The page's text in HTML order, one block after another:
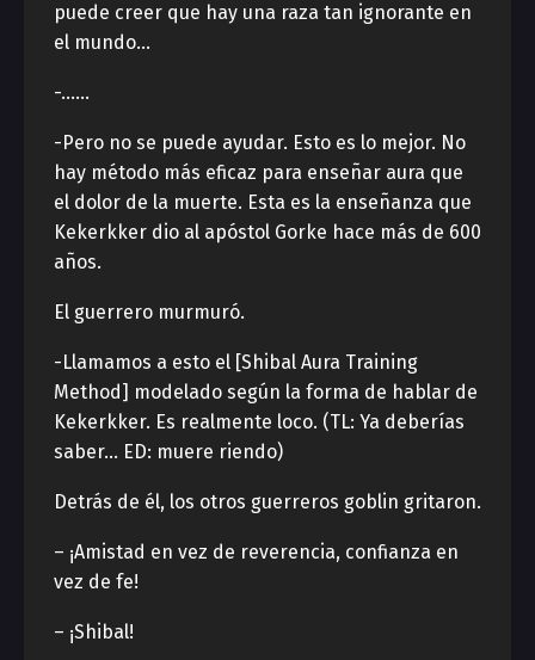
puede creer que hay una raza tan ignorante en
el mundo…
-……
-Pero no se puede ayudar. Esto es lo mejor. No
hay método más eficaz para enseñar aura que
el dolor de la muerte. Esta es la enseñanza que
Kekerkker dio al apóstol Gorke hace más de 600
años.
El guerrero murmuró.
-Llamamos a esto el [Shibal Aura Training
Method] modelado según la forma de hablar de
Kekerkker. Es realmente loco. (TL: Ya deberías
saber… ED: muere riendo)
Detrás de él, los otros guerreros goblin gritaron.
– ¡Amistad en vez de reverencia, confianza en
vez de fe!
– ¡Shibal!